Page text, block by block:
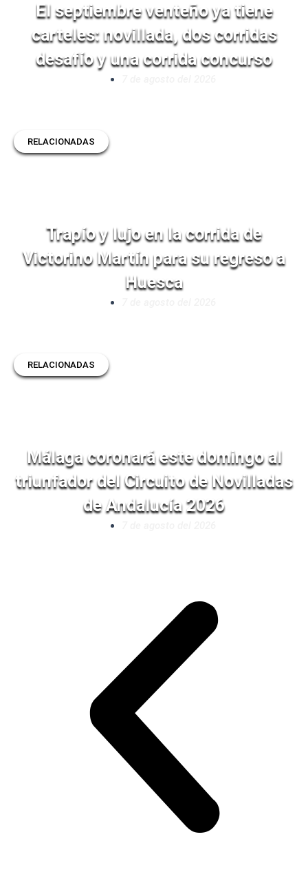
El septiembre venteño ya tiene
carteles: novillada, dos corridas
desafío y una corrida concurso
RELACIONADAS
Trapío y lujo en la corrida de
Victorino Martín para su regreso a
Huesca
RELACIONADAS
Málaga coronará este domingo al
triunfador del Circuito de Novilladas
de Andalucía 2026